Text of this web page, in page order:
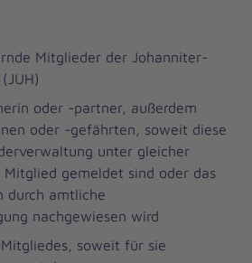
Mitglieder der Johanniter-
oder -partner, außerdem
oder -gefährten, soweit diese
unter gleicher
Mitglied gemeldet sind oder das
durch amtliche
nachgewiesen wird
soweit für sie